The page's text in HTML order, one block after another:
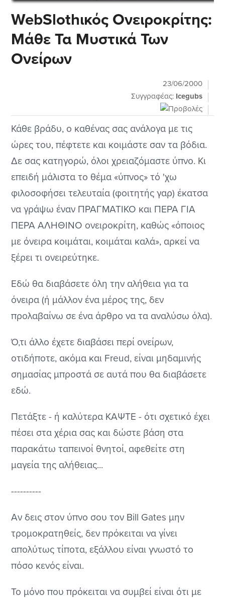
WebSlothικός Ονειροκρίτης:
Μάθε Τα Μυστικά Των
Ονείρων
23/06/2000
Συγγραφέας: Icegubs
Κάθε βράδυ, ο καθένας σας ανάλογα με τις
ώρες του, πέφτετε και κοιμάστε σαν τα βόδια.
Δε σας κατηγορώ, όλοι χρειαζόμαστε ύπνο. Κι
επειδή μάλιστα το θέμα «ύπνος» τό 'χω
φιλοσοφήσει τελευταία (φοιτητής γαρ) έκατσα
να γράψω έναν ΠΡΑΓΜΑΤΙΚΟ και ΠΕΡΑ ΓΙΑ
ΠΕΡΑ ΑΛΗΘΙΝΟ ονειροκρίτη, καθώς «όποιος
με όνειρα κοιμάται, κοιμάται καλά», αρκεί να
ξέρει τι ονειρεύτηκε.
Εδώ θα διαβάσετε όλη την αλήθεια για τα
όνειρα (ή μάλλον ένα μέρος της, δεν
προλαβαίνω σε ένα άρθρο να τα αναλύσω όλα).
Ό,τι άλλο έχετε διαβάσει περί ονείρων,
οτιδήποτε, ακόμα και Freud, είναι μηδαμινής
σημασίας μπροστά σε αυτά που θα διαβάσετε
εδώ.
Πετάξτε - ή καλύτερα ΚΑΨΤΕ - ότι σχετικό έχει
πέσει στα χέρια σας και δώστε βάση στα
παρακάτω ταπεινοί θνητοί, αφεθείτε στη
μαγεία της αλήθειας...
----------
Αν δεις στον ύπνο σου τον Bill Gates μην
τρομοκρατηθείς, δεν πρόκειται να γίνει
απολύτως τίποτα, εξάλλου είναι γνωστό το
πόσο κενός είναι.
Το μόνο που πρόκειται να συμβεί είναι ότι με